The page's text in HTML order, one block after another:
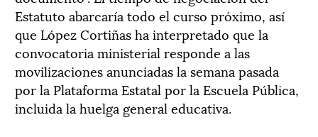
Estatuto abarcaría todo el curso próximo, así
que López Cortiñas ha interpretado que la
convocatoria ministerial responde a las
movilizaciones anunciadas la semana pasada
por la Plataforma Estatal por la Escuela Pública,
incluida la huelga general educativa.